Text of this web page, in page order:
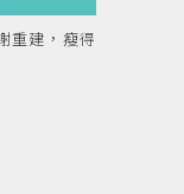
重建，瘦得